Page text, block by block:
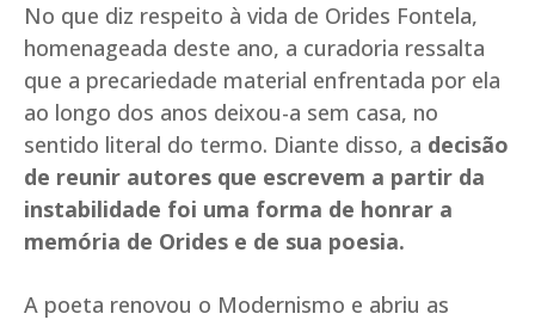
No que diz respeito à vida de Orides Fontela,
homenageada deste ano, a curadoria ressalta
que a precariedade material enfrentada por ela
ao longo dos anos deixou-a sem casa, no
sentido literal do termo. Diante disso, a decisão
de reunir autores que escrevem a partir da
instabilidade foi uma forma de honrar a
memória de Orides e de sua poesia.
A poeta renovou o Modernismo e abriu as